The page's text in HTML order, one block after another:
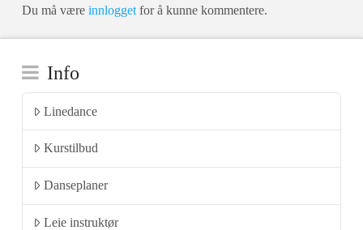
Du må være innloggetfor å kunne kommentere.
Info
Linedance
Kurstilbud
Danseplaner
Leie instruktør